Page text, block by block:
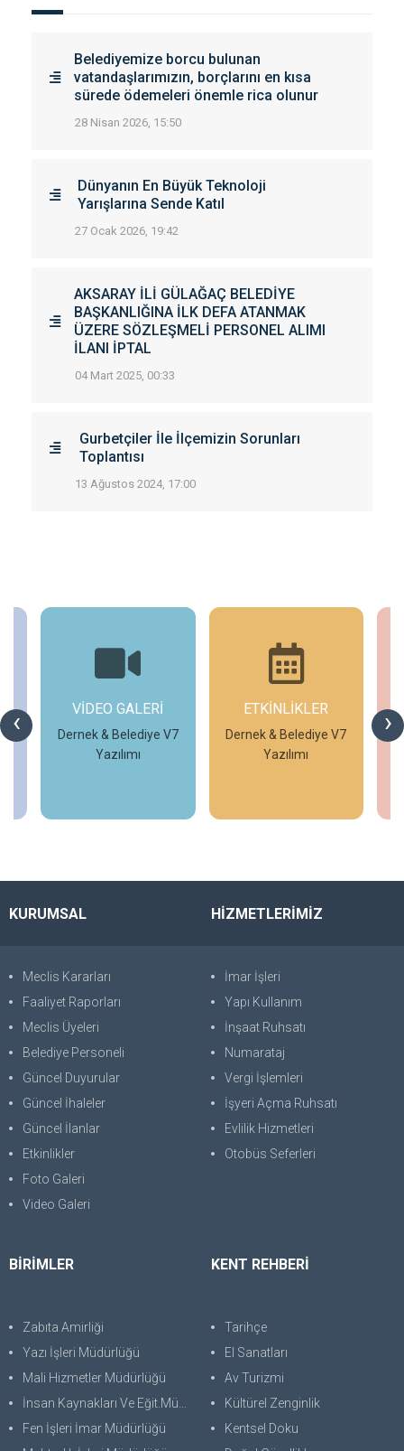
Belediyemize borcu bulunan
vatandaşlarımızın, borçlarını en kısa
sürede ödemeleri önemle rica olunur
28 Nisan 2026, 15:50
Dünyanın En Büyük Teknoloji
Yarışlarına Sende Katıl
27 Ocak 2026, 19:42
AKSARAY İLİ GÜLAĞAÇ BELEDİYE
BAŞKANLIĞINA İLK DEFA ATANMAK
ÜZERE SÖZLEŞMELİ PERSONEL ALIMI
İLANI İPTAL
04 Mart 2025, 00:33
Gurbetçiler İle İlçemizin Sorunları
Toplantısı
13 Ağustos 2024, 17:00
‹ ›
ETKİNLİKLER
Dernek & Belediye V7
Yazılımı
GÜNCEL
DUYURULAR
Temek Meslek
KURUMSAL
Meclis Kararları
Faaliyet Raporları
Meclis Üyeleri
Belediye Personeli
Güncel Duyurular
Güncel İhaleler
Güncel İlanlar
Etkinlikler
Foto Galeri
Video Galeri
HİZMETLERİMİZ
İmar İşleri
Yapı Kullanım
İnşaat Ruhsatı
Numarataj
Vergi İşlemleri
İşyeri Açma Ruhsatı
Evlilik Hizmetleri
Otobüs Seferleri
BİRİMLER
Zabıta Amirliği
Yazı İşleri Müdürlüğü
Mali Hizmetler Müdürlüğü
İnsan Kaynakları Ve Eğit.Müdürlüğü
Fen İşleri İmar Müdürlüğü
KENT REHBERİ
Tarihçe
El Sanatları
Av Turizmi
Kültürel Zenginlik
Kentsel Doku